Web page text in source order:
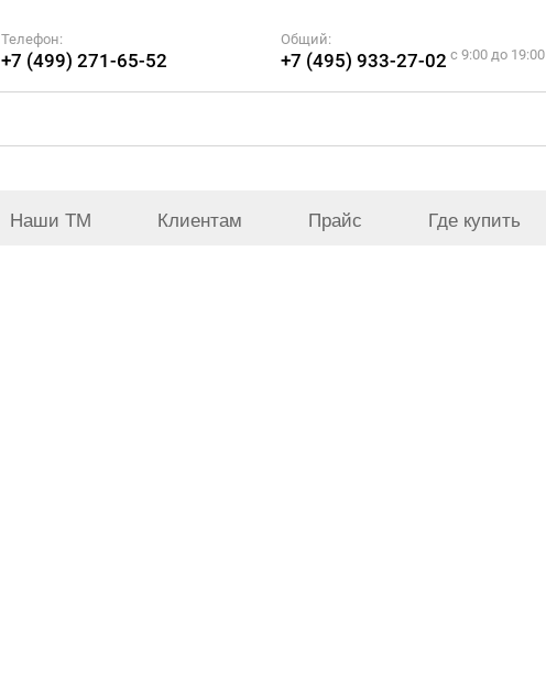
Телефон:
+7 (499) 271-65-52
Общий:
+7 (495) 933-27-02 c 9:00 до 19:00
Наши ТМ Клиентам Прайс Где купить